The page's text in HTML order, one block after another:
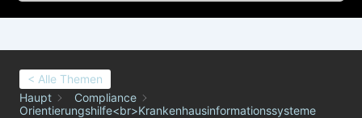
< Alle Themen
Haupt
Compliance
Orientierungshilfe<br>Krankenhausinformationssysteme